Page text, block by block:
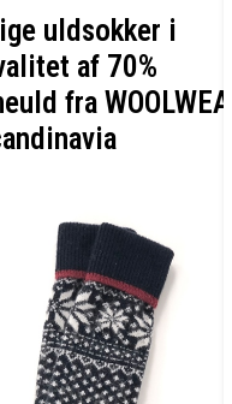
uldsokker i
af 70%
fra WOOLWEAR